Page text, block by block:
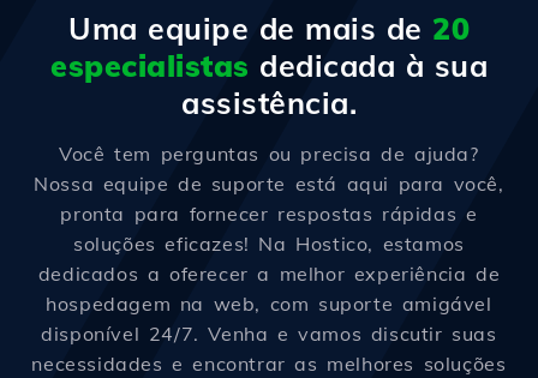
Uma equipe de mais de 20
especialistas dedicada à sua
assistência.
Você tem perguntas ou precisa de ajuda?
Nossa equipe de suporte está aqui para você,
pronta para fornecer respostas rápidas e
soluções eficazes! Na Hostico, estamos
dedicados a oferecer a melhor experiência de
hospedagem na web, com suporte amigável
disponível 24/7. Venha e vamos discutir suas
necessidades e encontrar as melhores soluções